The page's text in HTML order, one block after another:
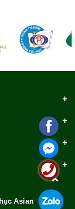
Asian